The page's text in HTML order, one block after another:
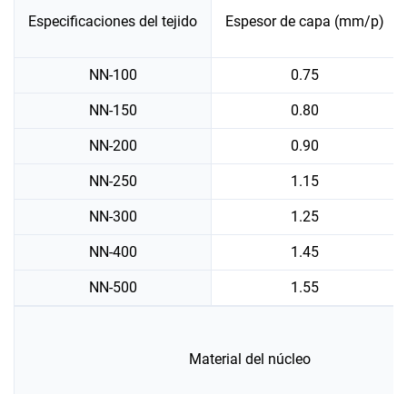
Especificaciones del tejido Espesor de capa (mm/p)
NN-100 0.75
NN-150 0.80
NN-200 0.90
NN-250 1.15
NN-300 1.25
NN-400 1.45
NN-500 1.55
Material del núcleo